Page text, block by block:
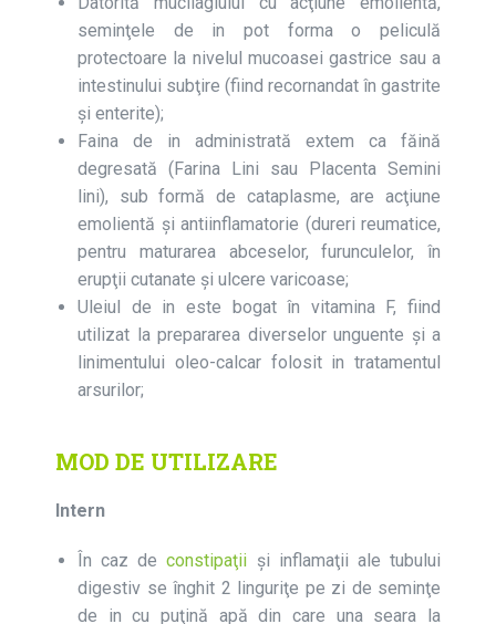
seminţele de in pot forma o peliculă
protectoare la nivelul mucoasei gastrice sau a
intestinului subţire (fiind recornandat în gastrite
şi enterite);
Faina de in administrată extem ca făină
degresată (Farina Lini sau Placenta Semini
lini), sub formă de cataplasme, are acţiune
emolientă şi antiinflamatorie (dureri reumatice,
pentru maturarea abceselor, furunculelor, în
erupţii cutanate şi ulcere varicoase;
Uleiul de in este bogat în vitamina F, fiind
utilizat la prepararea diverselor unguente şi a
linimentului oleo-calcar folosit in tratamentul
arsurilor;
MOD DE UTILIZARE
Intern
În caz deconstipaţii și inflamaţii ale tubului
digestiv se înghit 2 linguriţe pe zi de seminţe
de in cu puţină apă din care una seara la